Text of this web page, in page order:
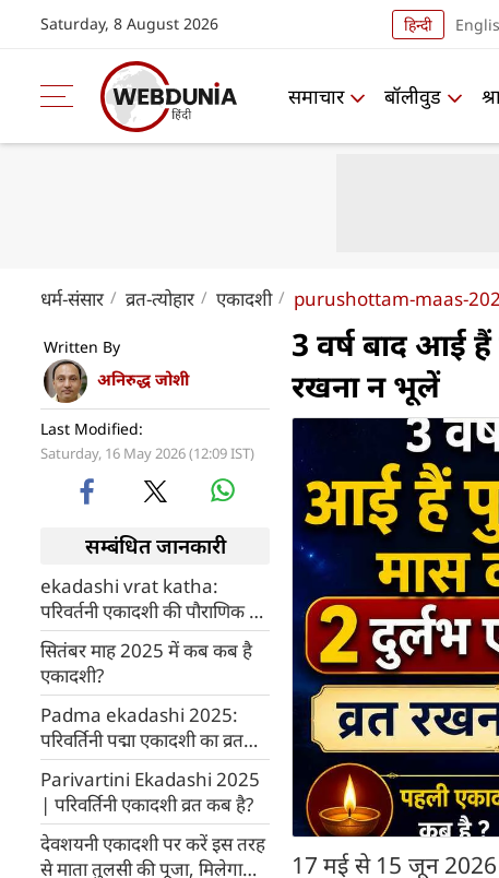
Saturday, 8 August 2026 हिन्दी
समाचार बॉलीवुड
धर्म-संसार व्रत-त्योहार एकादशी purushottam-maas-
Written By
अनिरुद्ध जोशी
Last Modified:
Saturday, 16 May 2026 (12:09 IST)
सम्बंधित जानकारी
ekadashi vrat katha:
परिवर्तनी एकादशी की पौराणिक व्रत
कथा
सितंबर माह 2025 में कब कब है
एकादशी?
Padma ekadashi 2025:
परिवर्तिनी पद्मा एकादशी का व्रत
रखने का महत्व और फायदे
Parivartini Ekadashi 2025
| परिवर्तिनी एकादशी व्रत कब है?
देवशयनी एकादशी पर करें इस तरह
से माता तुलसी की पूजा, मिलेगा
3 वर्ष बाद आई हैं
रखना न भूलें
17 मई से 15 जून 2026